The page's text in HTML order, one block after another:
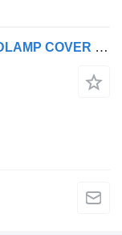
Mercedes-Benz FH5 (2021-) RH HEADLAMP COVER 4710140722 oljetrågspackning till Volvo 5 (from 2021) dragbil